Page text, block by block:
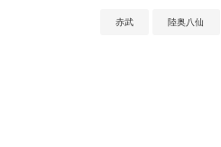
赤武 陸奥八仙